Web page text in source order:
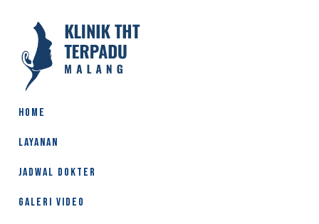
HOME
LAYANAN
JADWAL DOKTER
GALERI VIDEO